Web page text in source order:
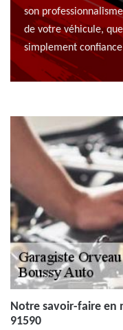
son
de votre véhicule,
simplement
Notre savoir-faire en
91590